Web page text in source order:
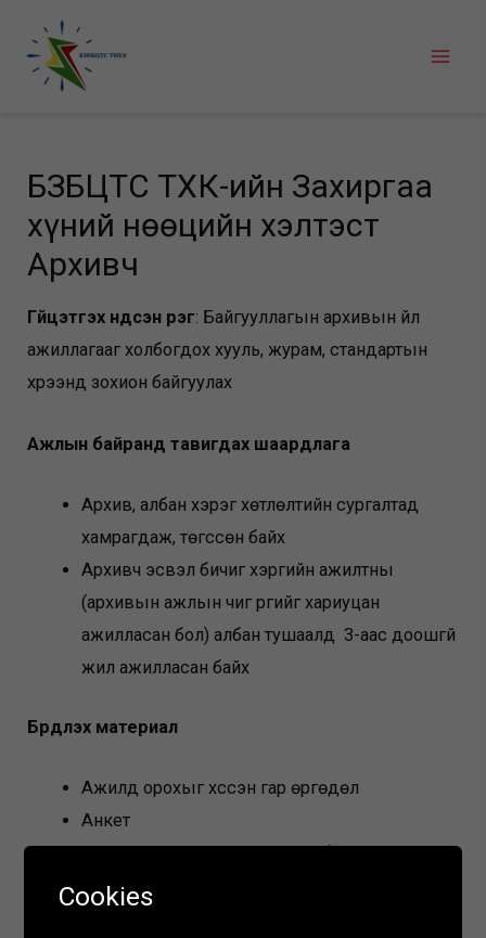
content
БЗӨБЦТС ТӨХК-ийн Захиргаа
хүний нөөцийн хэлтэст
Архивч
Гүйцэтгэх үндсэн үүрэг: Байгууллагын архивын үйл
ажиллагааг холбогдох хууль, журам, стандартын
хүрээнд зохион байгуулах
Ажлын байранд тавигдах шаардлага
Архив, албан хэрэг хөтлөлтийн сургалтад
хамрагдаж, төгссөн байх
Архивч эсвэл бичиг хэргийн ажилтны
(архивын ажлын чиг үүргийг хариуцан
ажилласан бол) албан тушаалд 3-аас доошгүй
жил ажилласан байх
Бүрдүүлэх материал
Ажилд орохыг хүссэн гар өргөдөл
Анкет
Мэргэжлийн үнэмлэхийн хуулбар
Иргэний үнэмлэхийн хуулбар
Cookies